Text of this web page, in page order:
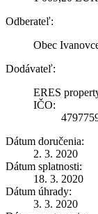
Odberateľ:
Obec
Dodávateľ:
ERES
IČO:
Dátum doručenia:
2. 3. 2020
Dátum splatnosti:
18. 3. 2020
Dátum úhrady:
3. 3. 2020